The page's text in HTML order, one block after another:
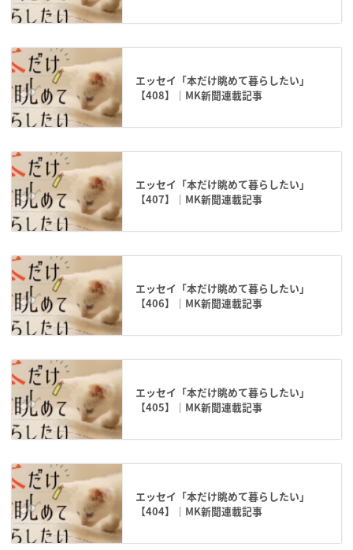
エッセイ「本だけ眺めて暮らしたい」
【408】｜MK新聞連載記事
エッセイ「本だけ眺めて暮らしたい」
【407】｜MK新聞連載記事
エッセイ「本だけ眺めて暮らしたい」
【406】｜MK新聞連載記事
エッセイ「本だけ眺めて暮らしたい」
【405】｜MK新聞連載記事
エッセイ「本だけ眺めて暮らしたい」
【404】｜MK新聞連載記事